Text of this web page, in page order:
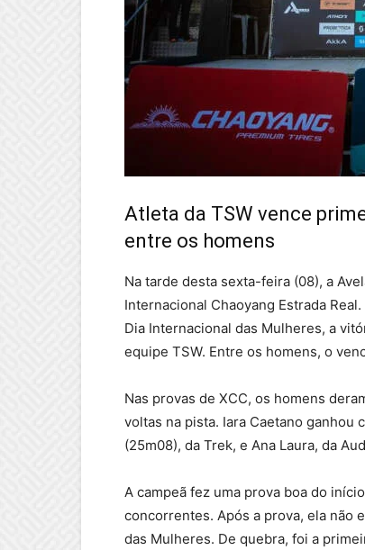
Atleta da TSW vence
entre os homens
Na tarde desta sexta-feira (08), a
Internacional Chaoyang Estrada
Dia Internacional das Mulheres, a
equipe TSW. Entre os homens, o
Nas provas de XCC, os homens
voltas na pista. Iara Caetano ganhou
(25m08), da Trek, e Ana Laura, da
A campeã fez uma prova boa do
concorrentes. Após a prova, ela não
das Mulheres. De quebra, foi a